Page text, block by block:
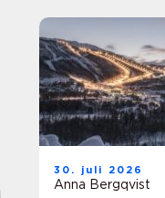
30. juli 2026
Anna Bergqvist